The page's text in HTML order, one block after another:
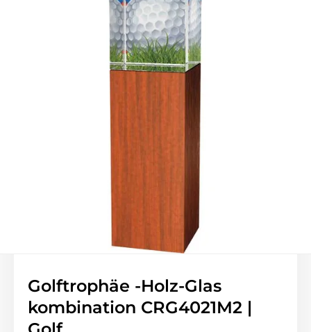
Golftrophäe -Holz-Glas
kombination CRG4021M2 |